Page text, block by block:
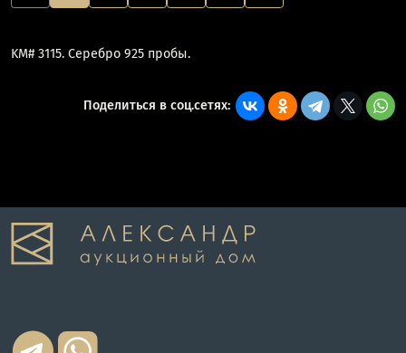
KM# 3115. Серебро 925 пробы.
Поделиться в соц.сетях: